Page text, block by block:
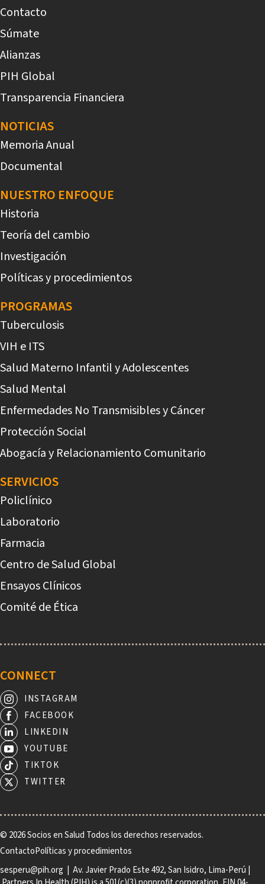
CONNECT
INSTAGRAM
FACEBOOK
LINKEDIN
YOUTUBE
TIKTOK
TWITTER
Contacto
Súmate
Alianzas
PIH Global
Transparencia Financiera
NOTICIAS
Memoria Anual
Documental
NUESTRO ENFOQUE
Historia
Teoría del cambio
Investigación
Políticas y procedimientos
PROGRAMAS
Tuberculosis
VIH e ITS
Salud Materno Infantil y Adolescentes
Salud Mental
Enfermedades No Transmisibles y Cáncer
Protección Social
Abogacía y Relacionamiento Comunitario
SERVICIOS
Policlínico
Laboratorio
Farmacia
Centro de Salud Global
Ensayos Clínicos
Comité de Ética
© 2026 Socios en Salud Todos los derechos reservados.
Footer
ContactoPolíticas y procedimientos
sesperu@pih.org | Av. Javier Prado Este 492, San Isidro, Lima-Perú |